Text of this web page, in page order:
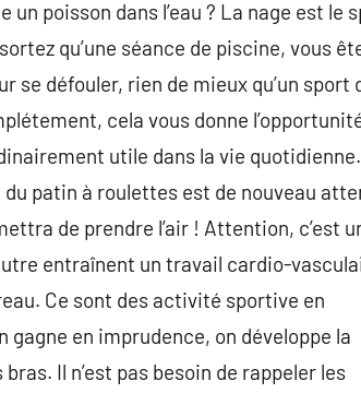
poisson dans l’eau ? La nage est le
qu’une séance de piscine, vous
défouler, rien de mieux qu’un sport
cela vous donne
utile dans la vie
patin à roulettes est de nouveau
de prendre l’air ! Attention, c’est
entraînent un travail cardio-
Ce sont des activité sportive en
gagne en imprudence, on développe la
Il n’est pas besoin de rappeler les